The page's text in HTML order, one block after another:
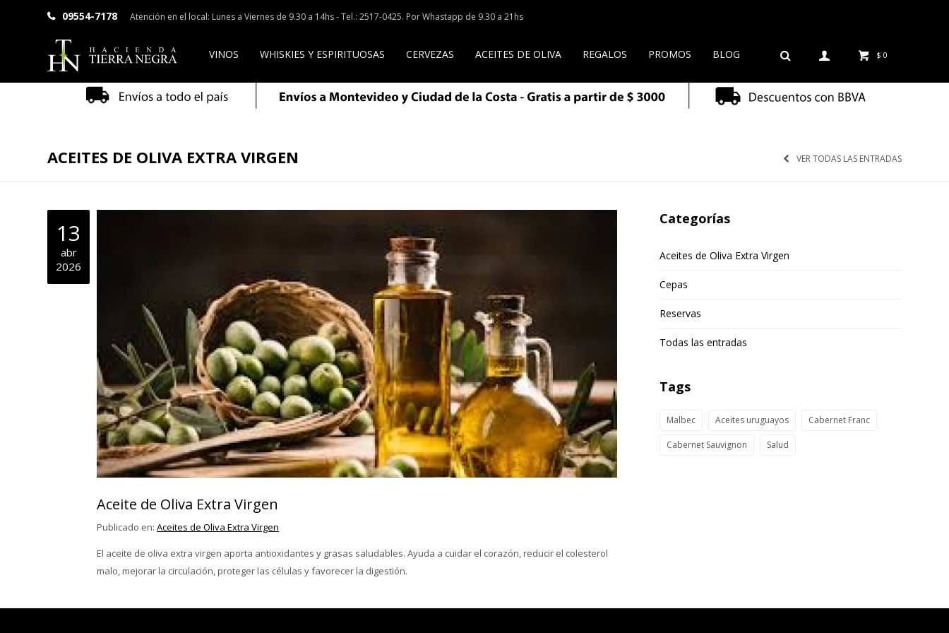
VINOS WHISKIES Y ESPIRITUOSAS CERVEZAS ACEITES DE OLIVA REGALOS PROMOS BLOG $ 0
09554-7178 Atención en el local: Lunes a Viernes de 9.30 a 14hs - Tel.: 2517-0425. Por Whastapp de 9.30 a 21hs
ACEITES DE OLIVA EXTRA VIRGEN VER TODAS LAS ENTRADAS
Aceite de Oliva Extra Virgen
13
abr
2026
Publicado en:Aceites de Oliva Extra Virgen
El aceite de oliva extra virgen aporta antioxidantes y grasas saludables. Ayuda a cuidar el corazón, reducir el colesterol
malo, mejorar la circulación, proteger las células y favorecer la digestión.
Categorías
Aceites de Oliva Extra Virgen
Cepas
Reservas
Todas las entradas
Tags
Malbec Aceites uruguayos Cabernet Franc
Cabernet Sauvignon Salud